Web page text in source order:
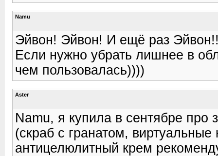
Namu
Эйвон! Эйвон! И ещё раз
Если нужно убрать лишнее в
чем пользовалась))))
Aster
Namu, я купила в сентябре про
(скраб с гранатом, виртуальные
антицелюлитный крем